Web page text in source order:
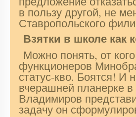
в пользу другой, не
Ставропольского
Взятки в школе как
Можно понять, от
функционеров
статус-кво. Боятся! И
вчерашней планерке
Владимиров
задачу он